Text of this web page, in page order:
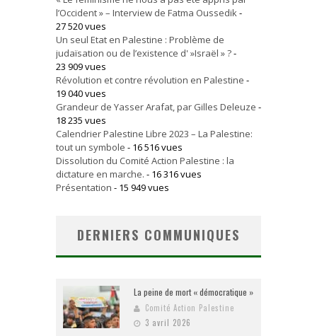
l’Occident » – Interview de Fatma Oussedik-
27 520 vues
Un seul Etat en Palestine : Problème de
judaïsation ou de l’existence d' »Israël » ?-
23 909 vues
Révolution et contre révolution en Palestine -
19 040 vues
Grandeur de Yasser Arafat, par Gilles Deleuze -
18 235 vues
Calendrier Palestine Libre 2023 – La Palestine:
tout un symbole - 16 516 vues
Dissolution du Comité Action Palestine : la
dictature en marche. - 16 316 vues
Présentation - 15 949 vues
DERNIERS COMMUNIQUES
La peine de mort « démocratique »
Comité Action Palestine
3 avril 2026